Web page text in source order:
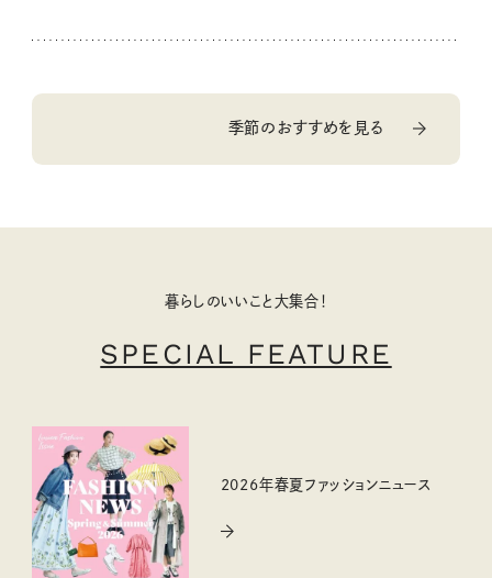
季節のおすすめを見る
暮らしのいいこと大集合！
SPECIAL FEATURE
2026年春夏ファッションニュース